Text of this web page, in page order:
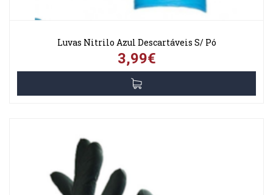
Luvas Nitrilo Azul Descartáveis S/ Pó
3,99€